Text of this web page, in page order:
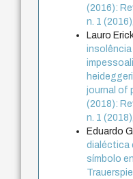
(2016):
n. 1
Lauro
journal of
(2018):
n. 1
Eduardo
dialéctica
símbolo